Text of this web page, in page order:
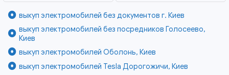
выкуп электромобилей без документов г. Киев
выкуп электромобилей без посредников Голосеево,
Киев
выкуп электромобилей Оболонь, Киев
выкуп электромобилей Tesla Дорогожичи, Киев